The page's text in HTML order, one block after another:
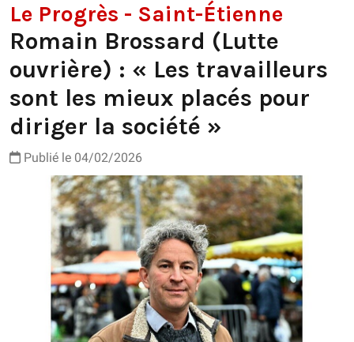
Le Progrès - Saint-Étienne
Romain Brossard (Lutte
ouvrière) : « Les travailleurs
sont les mieux placés pour
diriger la société »
Publié le 04/02/2026